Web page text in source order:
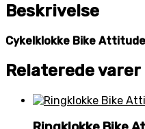
Beskrivelse
Cykelklokke Bike
Relaterede varer